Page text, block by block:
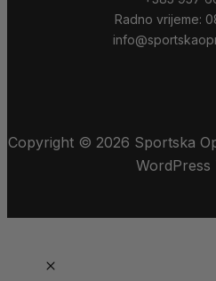
Radno vrijeme:
Copyright © 2026 Sportska
WordPress